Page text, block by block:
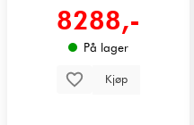
8288,-
På lager
Kjøp